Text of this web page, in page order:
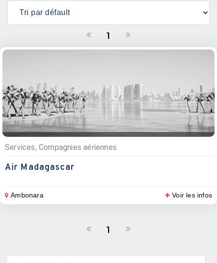
1
Services, Compagnies aériennes
Air Madagascar
Ambonara Voir les infos
1